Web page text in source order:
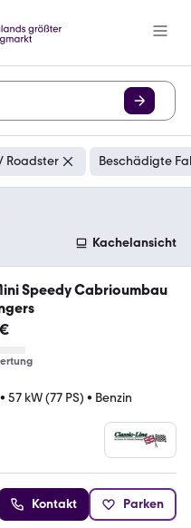
Roadster Beschädigte
Kachelansicht
Speedy Cabrioumbau
• 57 kW (77 PS) • Benzin
Kontakt Parken